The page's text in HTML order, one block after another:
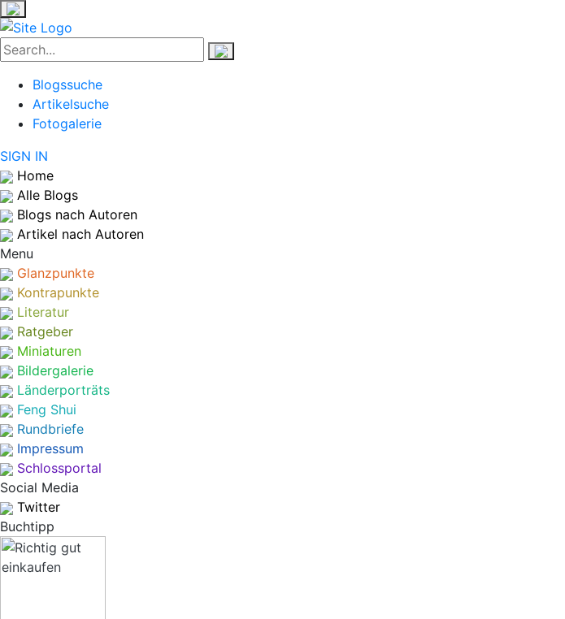
Blogssuche
Artikelsuche
Fotogalerie
SIGN IN
Home
Alle Blogs
Blogs nach Autoren
Artikel nach Autoren
Menu
Glanzpunkte
Kontrapunkte
Literatur
Ratgeber
Miniaturen
Bildergalerie
Länderporträts
Feng Shui
Rundbriefe
Impressum
Schlossportal
Social Media
Twitter
Buchtipp